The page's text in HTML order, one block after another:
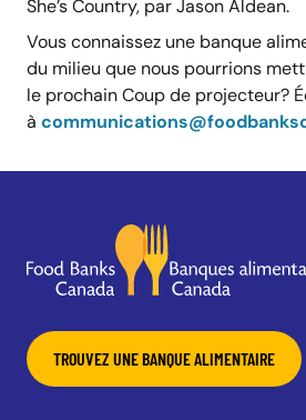
She’s Country, par Jason Aldean.
Vous connaissez une banque
du milieu que nous pourrions
le prochain Coup de projecteur?
à
TROUVEZ UNE BANQUE ALIMENTAIRE